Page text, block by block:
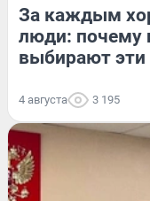
За каждым
люди: почему
выбирают эти
4 августа 3 195